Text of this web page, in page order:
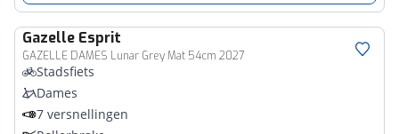
Gazelle Esprit
GAZELLE DAMES Lunar Grey Mat 54cm 2027
Stadsfiets
Dames
7 versnellingen